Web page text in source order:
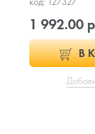
1 992.00
В